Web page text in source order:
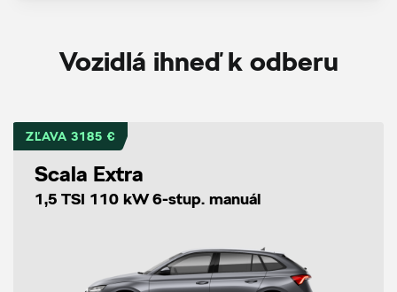
Vozidlá ihneď k odberu
ZĽAVA 3185 €
Scala Extra
1,5 TSI 110 kW 6-stup. manuál